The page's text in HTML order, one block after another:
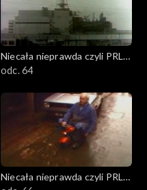
Niecała nieprawda czyli PRL
w DTV
odc. 64
Niecała nieprawda czyli PRL